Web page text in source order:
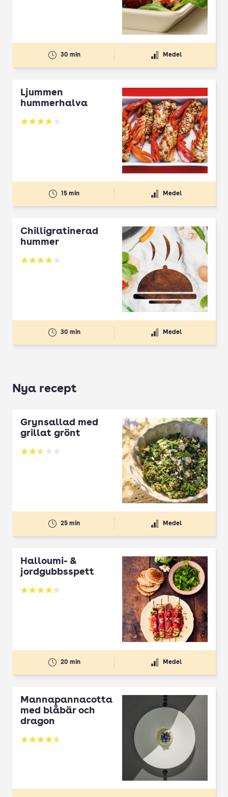
30 min Medel
Ljummen
hummerhalva
Betyg: 3.85 av 5
15 min Medel
Chilligratinerad
hummer
Betyg: 3.86 av 5
30 min Medel
Nya recept
Grynsallad med
grillat grönt
Betyg: 2.5 av 5
25 min Medel
Halloumi- &
jordgubbsspett
Betyg: 4.3 av 5
20 min Medel
Mannapannacotta
med blåbär och
dragon
Betyg: 4.5 av 5